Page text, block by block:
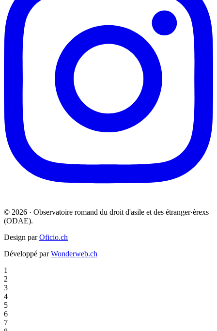
© 2026 · Observatoire romand du droit d'asile et des étranger·èrexs
(ODAE).
Design parOficio.ch
Développé parWonderweb.ch
1
2
3
4
5
6
7